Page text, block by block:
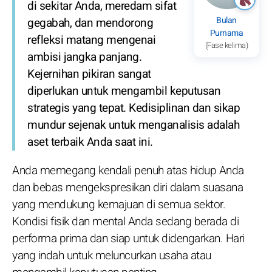
Bulan
Purnama
(Fase kelima)
di sekitar Anda, meredam sifat
gegabah, dan mendorong
refleksi matang mengenai
ambisi jangka panjang.
Kejernihan pikiran sangat
diperlukan untuk mengambil keputusan
strategis yang tepat. Kedisiplinan dan sikap
mundur sejenak untuk menganalisis adalah
aset terbaik Anda saat ini.
Anda memegang kendali penuh atas hidup Anda
dan bebas mengekspresikan diri dalam suasana
yang mendukung kemajuan di semua sektor.
Kondisi fisik dan mental Anda sedang berada di
performa prima dan siap untuk didengarkan. Hari
yang indah untuk meluncurkan usaha atau